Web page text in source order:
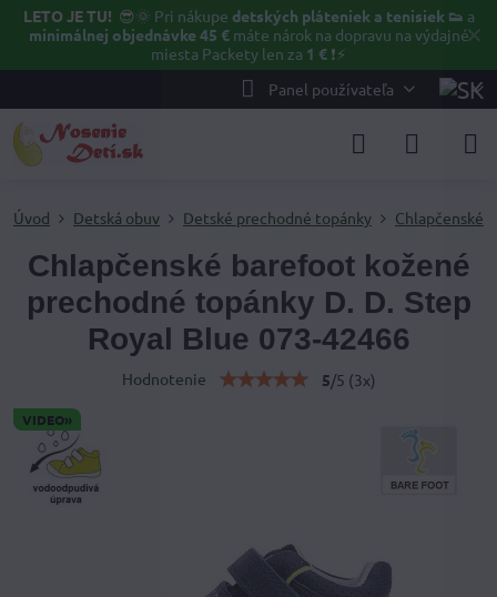
✕
LETO JE TU! 😎🌞 Pri nákupe detských pláteniek a tenisiek 👟 a
minimálnej objednávke 45 €máte nárok na dopravu na výdajné
miesta Packety len za 1 € ❗⚡️
Panel používateľa
VIDEO»
Úvod Detská obuv Detské prechodné topánky Chlapčenské
Chlapčenské barefoot kožené
prechodné topánky D. D. Step
Royal Blue 073-42466
Hodnotenie 5/5 (3x)